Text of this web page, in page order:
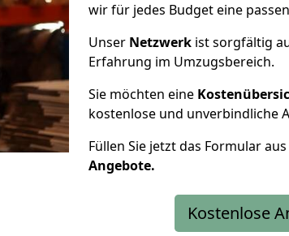
wir für jedes Budget eine
Unser Netzwerk ist sorgfältig
Erfahrung im Umzugsbereich.
Sie möchten eine
kostenlose und unverbindliche
Füllen Sie jetzt das Formular
Angebote.
Kostenlose